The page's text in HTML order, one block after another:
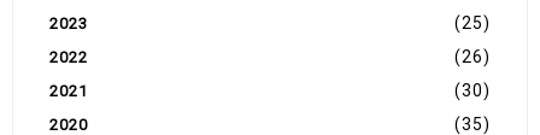
2023 (25)
2022 (26)
2021 (30)
2020 (35)